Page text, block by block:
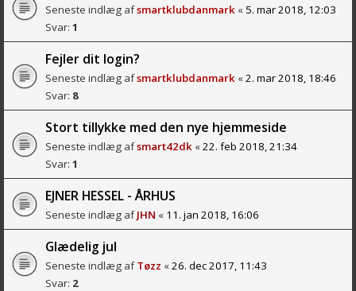
Seneste indlæg afsmartklubdanmark « 5. mar 2018, 12:03
Svar: 1
Fejler dit login?
Seneste indlæg afsmartklubdanmark «2. mar 2018, 18:46
Svar: 8
Stort tillykke med den nye hjemmeside
Seneste indlæg afsmart42dk «22. feb 2018, 21:34
Svar: 1
EJNER HESSEL - ÅRHUS
Seneste indlæg afJHN « 11. jan 2018, 16:06
Glædelig jul
Seneste indlæg afTøzz «26. dec 2017, 11:43
Svar: 2